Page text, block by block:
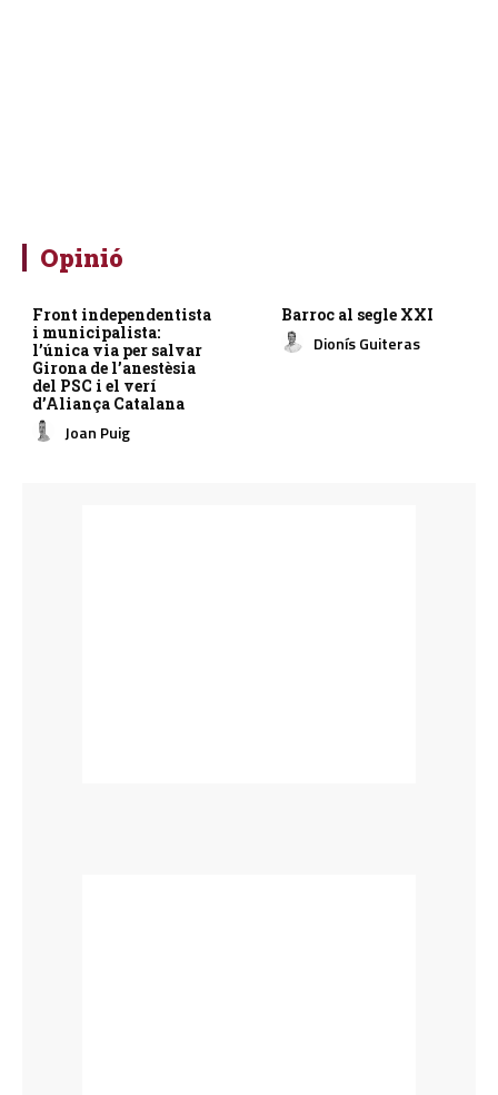
Opinió
Front independentista
i municipalista:
l’única via per salvar
Girona de l’anestèsia
del PSC i el verí
d’Aliança Catalana
Joan Puig
Barroc al segle XXI
Dionís Guiteras